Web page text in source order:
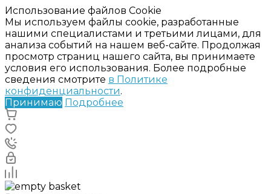
Использование файлов Cookie
Мы используем файлы cookie, разработанные
нашими специалистами и третьими лицами, для
анализа событий на нашем веб-сайте. Продолжая
просмотр страниц нашего сайта, вы принимаете
условия его использования. Более подробные
сведения смотрите в Политике
конфиденциальности.
Принимаю Подробнее